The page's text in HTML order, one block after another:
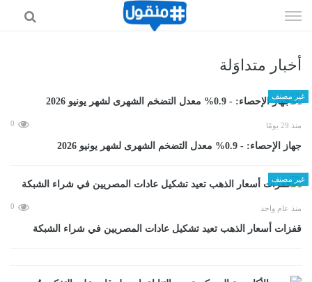
الى
أخبار متداوَلة
غير مصنف
منذ 29 يومًا 0
جهاز الإحصاء: - 0.9% معدل التضخم الشهرى لشهر يونيو 2026
غير مصنف
منذ عام واحد 0
قفزات أسعار الذهب تعيد تشكيل عادات المصريين في شراء الشبكة